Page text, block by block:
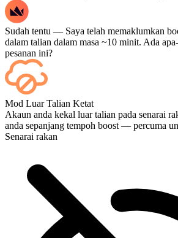
Sudah tentu — Saya telah memaklumkan
dalam talian dalam masa ~10 minit. Ada
pesanan ini?
Ya — setiap perlawanan akan muncul pada
sebaik sahaja ia tamat, dan jika anda ingin
tersebut, tambahkan Penstriman semasa
Mod Luar Talian Ketat
Akaun anda kekal luar talian pada senarai
anda sepanjang tempoh boost — percuma
Senarai rakan